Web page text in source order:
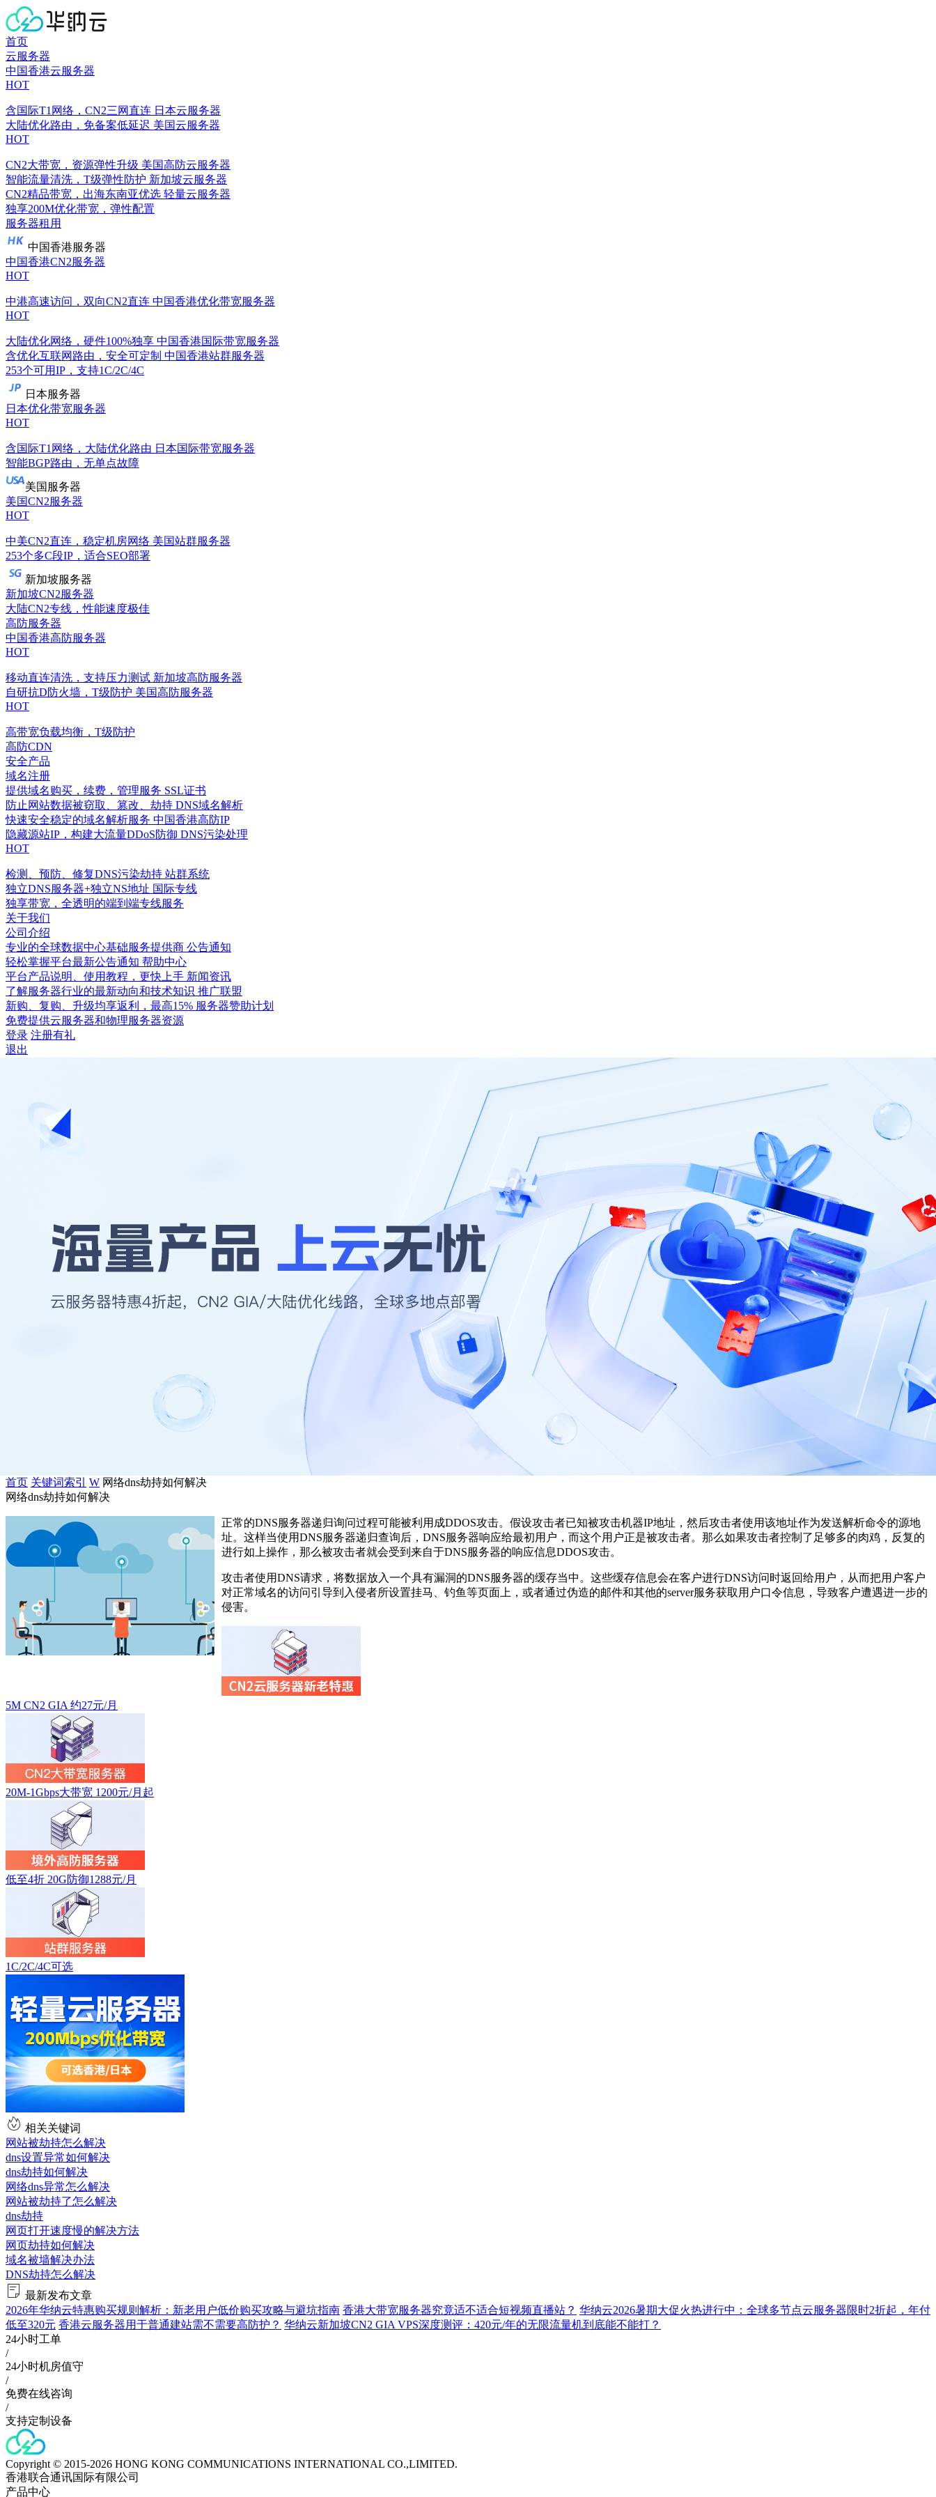
首页
云服务器
中国香港云服务器
HOT
含国际T1网络，CN2三网直连 日本云服务器
大陆优化路由，免备案低延迟 美国云服务器
HOT
CN2大带宽，资源弹性升级 美国高防云服务器
智能流量清洗，T级弹性防护 新加坡云服务器
CN2精品带宽，出海东南亚优选 轻量云服务器
独享200M优化带宽，弹性配置
服务器租用
中国香港服务器
中国香港CN2服务器
HOT
中港高速访问，双向CN2直连 中国香港优化带宽服务器
HOT
大陆优化网络，硬件100%独享 中国香港国际带宽服务器
含优化互联网路由，安全可定制 中国香港站群服务器
253个可用IP，支持1C/2C/4C
日本服务器
日本优化带宽服务器
HOT
含国际T1网络，大陆优化路由 日本国际带宽服务器
智能BGP路由，无单点故障
美国服务器
美国CN2服务器
HOT
中美CN2直连，稳定机房网络 美国站群服务器
253个多C段IP，适合SEO部署
新加坡服务器
新加坡CN2服务器
大陆CN2专线，性能速度极佳
高防服务器
中国香港高防服务器
HOT
移动直连清洗，支持压力测试 新加坡高防服务器
自研抗D防火墙，T级防护 美国高防服务器
HOT
高带宽负载均衡，T级防护
高防CDN
安全产品
域名注册
提供域名购买，续费，管理服务 SSL证书
防止网站数据被窃取、篡改、劫持 DNS域名解析
快速安全稳定的域名解析服务 中国香港高防IP
隐藏源站IP，构建大流量DDoS防御 DNS污染处理
HOT
检测、预防、修复DNS污染劫持 站群系统
独立DNS服务器+独立NS地址 国际专线
独享带宽，全透明的端到端专线服务
关于我们
公司介绍
专业的全球数据中心基础服务提供商 公告通知
轻松掌握平台最新公告通知 帮助中心
平台产品说明、使用教程，更快上手 新闻资讯
了解服务器行业的最新动向和技术知识 推广联盟
新购、复购、升级均享返利，最高15% 服务器赞助计划
免费提供云服务器和物理服务器资源
登录 注册有礼
退出
首页 关键词索引 W 网络dns劫持如何解决
网络dns劫持如何解决
正常的DNS服务器递归询问过程可能被利用成DDOS攻击。假设攻击者已知被攻击机器IP地址，然后攻击者使用该地址作为发送解析命令的源地
址。这样当使用DNS服务器递归查询后，DNS服务器响应给最初用户，而这个用户正是被攻击者。那么如果攻击者控制了足够多的肉鸡，反复的
进行如上操作，那么被攻击者就会受到来自于DNS服务器的响应信息DDOS攻击。
攻击者使用DNS请求，将数据放入一个具有漏洞的DNS服务器的缓存当中。这些缓存信息会在客户进行DNS访问时返回给用户，从而把用户客户
对正常域名的访问引导到入侵者所设置挂马、钓鱼等页面上，或者通过伪造的邮件和其他的server服务获取用户口令信息，导致客户遭遇进一步的
侵害。
5M CN2 GIA 约27元/月
20M-1Gbps大带宽 1200元/月起
低至4折 20G防御1288元/月
1C/2C/4C可选
相关关键词
网站被劫持怎么解决
dns设置异常如何解决
dns劫持如何解决
网络dns异常怎么解决
网站被劫持了怎么解决
dns劫持
网页打开速度慢的解决方法
网页劫持如何解决
域名被墙解决办法
DNS劫持怎么解决
最新发布文章
2026年华纳云特惠购买规则解析：新老用户低价购买攻略与避坑指南 香港大带宽服务器究竟适不适合短视频直播站？ 华纳云2026暑期大促火热进行中：全球多节点云服务器限时2折起，年付
低至320元 香港云服务器用于普通建站需不需要高防护？ 华纳云新加坡CN2 GIA VPS深度测评：420元/年的无限流量机到底能不能打？
24小时工单
/
24小时机房值守
/
免费在线咨询
/
支持定制设备
Copyright © 2015-2026 HONG KONG COMMUNICATIONS INTERNATIONAL CO.,LIMITED.
香港联合通讯国际有限公司
产品中心